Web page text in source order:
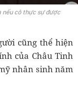
nếu cô thực sự được
cũng thể hiện
của Châu Tinh
nhân sinh năm